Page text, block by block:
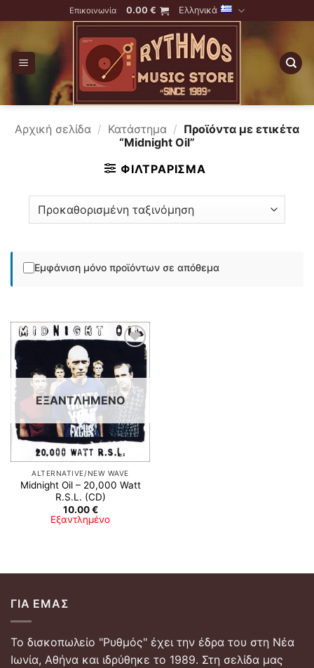
to
Επικοινωνία 0.00 € Ελληνικά
Αρχική σελίδα / Κατάστημα / Προϊόντα με ετικέτα
“Midnight Oil”
ΦΙΛΤΡΆΡΙΣΜΑ
Εμφάνιση μόνο προϊόντων σε απόθεμα
στη λίστα
επιθυμιών
ΕΞΑΝΤΛΗΜΈΝΟ
ALTERNATIVE/NEW WAVE
Midnight Oil ‎– 20,000 Watt
R.S.L. (CD)
10.00€
Εξαντλημένο
ΓΙΑ ΕΜΆΣ
Το δισκοπωλείο "Ρυθμός" έχει την έδρα του στη Νέα
Ιωνία, Αθήνα και ιδρύθηκε το 1989. Στη σελίδα μας